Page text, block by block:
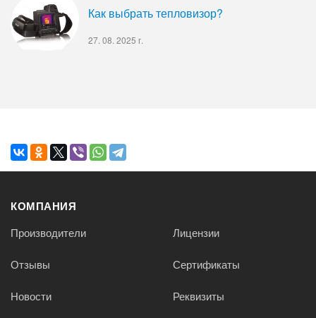
Как выбрать тепловизор?
27. 08. 2025 г.
КОМПАНИЯ
Производители Лицензии
Отзывы Сертификаты
Новости Реквизиты